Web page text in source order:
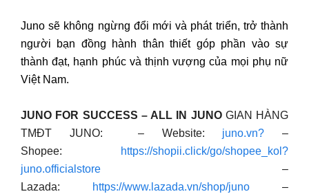
Juno sẽ không ngừng đổi mới và phát triển, trở thành
người bạn đồng hành thân thiết góp phần vào sự
thành đạt, hạnh phúc và thịnh vượng của mọi phụ nữ
Việt Nam.
JUNO FOR SUCCESS – ALL IN JUNOGIAN HÀNG
TMĐT JUNO: – Website: juno.vn? –
Shopee:
https://shopii.click/go/shopee_kol?
juno.officialstore –
Lazada:
https://www.lazada.vn/shop/juno –